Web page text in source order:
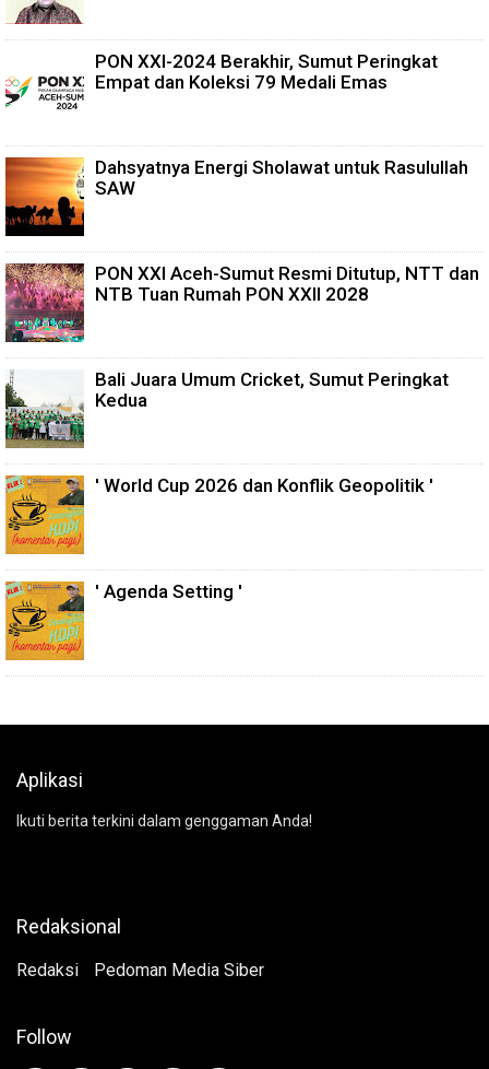
PON XXI-2024 Berakhir, Sumut Peringkat
Empat dan Koleksi 79 Medali Emas
Dahsyatnya Energi Sholawat untuk Rasulullah
SAW
PON XXI Aceh-Sumut Resmi Ditutup, NTT dan
NTB Tuan Rumah PON XXII 2028
Bali Juara Umum Cricket, Sumut Peringkat
Kedua
' World Cup 2026 dan Konflik Geopolitik '
' Agenda Setting '
Aplikasi
Ikuti berita terkini dalam genggaman Anda!
Redaksional
Redaksi Pedoman Media Siber
Follow